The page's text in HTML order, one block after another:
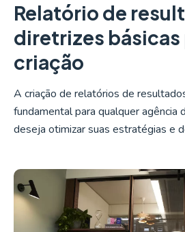
Relatório de
diretrizes básicas
criação
A criação de relatórios de
fundamental para qualquer agência
deseja otimizar suas estratégias e